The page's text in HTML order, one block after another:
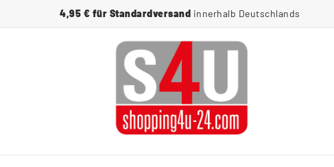
4,95 € für Standardversand innerhalb Deutschlands